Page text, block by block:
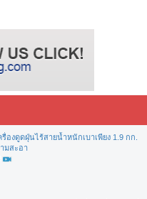
รื่องดูดฝุ่นไร้สายน้ำหนักเบาเพียง 1.9 กก.
มสะอา